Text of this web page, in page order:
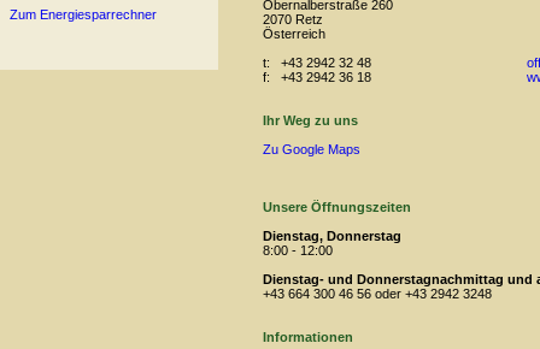
Zum Energiesparrechner
Obernalberstraße 260
2070 Retz
Österreich
t: +43 2942 32 48
f: +43 2942 36 18
Ihr Weg zu uns
Zu Google Maps
Unsere Öffnungszeiten
Dienstag, Donnerstag
8:00 - 12:00
Dienstag- und Donnerstagnachmittag und
+43 664 300 46 56 oder +43 2942 3248
Informationen